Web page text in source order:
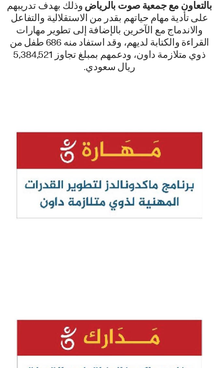
بالتعاون مع جمعية صوت بالرياض وذلك بهدف تدريبهم
على تأدية مهام حياتهم بقدر من الاستقلالية والتفاعل
والاندماج مع الآخرين بالإضافة إلى تطوير مهارات
القراءة والكتابة لديهم، وقد استفاد منه 686 طفل من
ذوي متلازمة داون، ودعمهم بمبلغ تجاوز 5,384,521
ريال سعودي.